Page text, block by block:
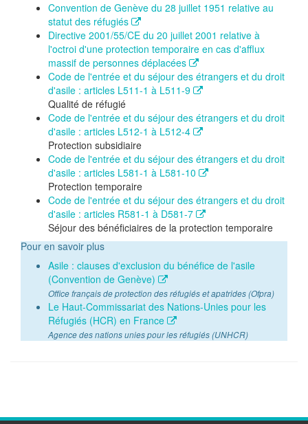
Convention de Genève du 28 juillet 1951 relative au
statut des réfugiés
Directive 2001/55/CE du 20 juillet 2001 relative à
l'octroi d'une protection temporaire en cas d'afflux
massif de personnes déplacées
Code de l'entrée et du séjour des étrangers et du droit
d'asile : articles L511-1 à L511-9
Qualité de réfugié
Code de l'entrée et du séjour des étrangers et du droit
d'asile : articles L512-1 à L512-4
Protection subsidiaire
Code de l'entrée et du séjour des étrangers et du droit
d'asile : articles L581-1 à L581-10
Protection temporaire
Code de l'entrée et du séjour des étrangers et du droit
d'asile : articles R581-1 à D581-7
Séjour des bénéficiaires de la protection temporaire
Pour en savoir plus
Asile : clauses d'exclusion du bénéfice de l'asile
(Convention de Genève)
Office français de protection des réfugiés et apatrides (Ofpra)
Le Haut-Commissariat des Nations-Unies pour les
Réfugiés (HCR) en France
Agence des nations unies pour les réfugiés (UNHCR)